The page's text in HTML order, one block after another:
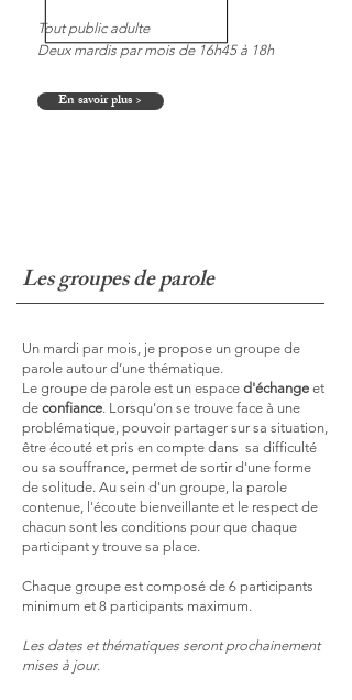
Tout public adulte
Deux mardis par mois de 16h45 à 18h
En savoir plus >
Les groupes de parole
Un mardi par mois, je propose un groupe de
parole autour d’une thématique.
Le groupe de parole est un espace d'échange et
de confiance. Lorsqu'on se trouve face à une
problématique, pouvoir partager sur sa situation,
être écouté et pris en compte dans sa difficulté
ou sa souffrance, permet de sortir d'une forme
de solitude. Au sein d'un groupe, la parole
contenue, l'écoute bienveillante et le respect de
chacun sont les conditions pour que chaque
participant y trouve sa place.
Chaque groupe est composé de 6 participants
minimum et 8 participants maximum.
Les dates et thématiques seront prochainement
mises à jour.